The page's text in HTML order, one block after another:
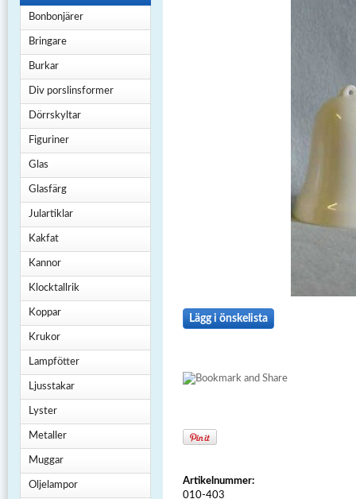
Bonbonjärer
Bringare
Burkar
Div porslinsformer
Dörrskyltar
Figuriner
Glas
Glasfärg
Julartiklar
Kakfat
Kannor
Klocktallrik
Koppar
Krukor
Lampfötter
Ljusstakar
Lyster
Metaller
Muggar
Oljelampor
Lägg i önskelista
Artikelnummer:
010-403